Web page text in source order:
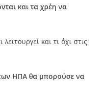
και τα χρέη να
και τι όχι στις
ΗΠΑ θα μπορούσε να